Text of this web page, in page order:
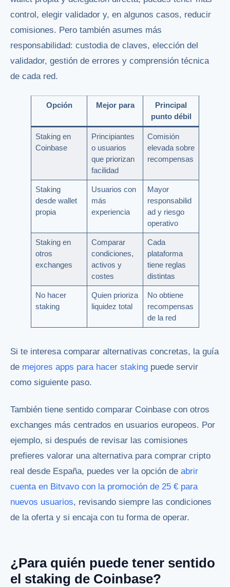
control, elegir validador y, en algunos casos, reducir
comisiones. Pero también asumes más
responsabilidad: custodia de claves, elección del
validador, gestión de errores y comprensión técnica
de cada red.
Opción Mejor para
Principal
punto débil
Staking en
Coinbase
Principiantes
o usuarios
que priorizan
facilidad
Comisión
elevada sobre
recompensas
Staking
desde wallet
propia
Usuarios con
más
experiencia
Mayor
responsabilid
ad y riesgo
operativo
Staking en
otros
exchanges
Comparar
condiciones,
activos y
costes
Cada
plataforma
tiene reglas
distintas
No hacer
staking
Quien prioriza
liquidez total
No obtiene
recompensas
de la red
Si te interesa comparar alternativas concretas, la guía
de mejores apps para hacer staking puede servir
como siguiente paso.
También tiene sentido comparar Coinbase con otros
exchanges más centrados en usuarios europeos. Por
ejemplo, si después de revisar las comisiones
prefieres valorar una alternativa para comprar cripto
real desde España, puedes ver la opción de abrir
cuenta en Bitvavo con la promoción de 25 € para
nuevos usuarios, revisando siempre las condiciones
de la oferta y si encaja con tu forma de operar.
¿Para quién puede tener sentido
el staking de Coinbase?